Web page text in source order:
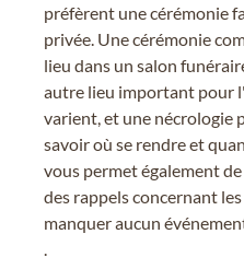
préfèrent une cérémonie
privée. Une cérémonie
lieu dans un salon
autre lieu important pour
varient, et une nécrologie
savoir où se rendre et
vous permet également
des rappels concernant
manquer aucun